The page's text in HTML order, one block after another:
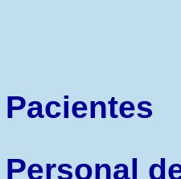
Pacientes
Personal